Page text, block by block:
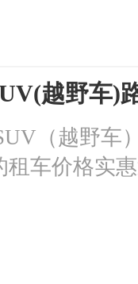
越野车)
（越野车
车价格实